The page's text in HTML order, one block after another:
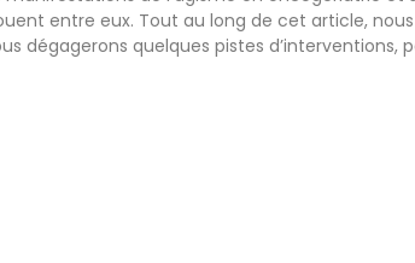
entre eux. Tout au long de cet article,
dégagerons quelques pistes